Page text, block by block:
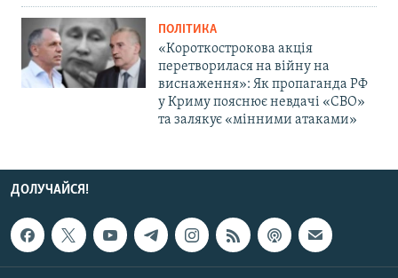
ПОЛІТИКА
«Короткострокова акція
перетворилася на війну на
виснаження»: Як пропаганда РФ
у Криму пояснює невдачі «СВО»
та залякує «мінними атаками»
ДОЛУЧАЙСЯ!